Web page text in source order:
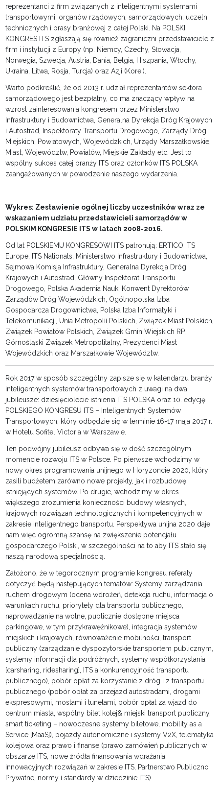
reprezentanci z firm związanych z inteligentnymi systemami
transportowymi, organów rządowych, samorządowych, uczelni
technicznych i prasy branżowej z całej Polski. Na POLSKI
KONGRES ITS zgłaszają się również zagraniczni przedstawiciele z
firm i instytucji z Europy (np. Niemcy, Czechy, Słowacja,
Norwegia, Szwecja, Austria, Dania, Belgia, Hiszpania, Włochy,
Ukraina, Litwa, Rosja, Turcja) oraz Azji (Korei).
Warto podkreślić, że od 2013 r. udział reprezentantów sektora
samorządowego jest bezpłatny, co ma znaczący wpływ na
wzrost zainteresowania kongresem przez Ministerstwo
Infrastruktury i Budownictwa, Generalna Dyrekcja Dróg Krajowych
i Autostrad, Inspektoraty Transportu Drogowego, Zarządy Dróg
Miejskich, Powiatowych, Wojewódzkich, Urzędy Marszałkowskie,
Miast, Województw, Powiatów, Miejskie Zakłady etc. Jest to
wspólny sukces całej branży ITS oraz członków ITS POLSKA
zaangażowanych w powodzenie naszego wydarzenia.
Wykres: Zestawienie ogólnej liczby uczestników wraz ze
wskazaniem udziału przedstawicieli samorządów w
POLSKIM KONGRESIE ITS w latach 2008-2016.
Od lat POLSKIEMU KONGRESOWI ITS patronują: ERTICO ITS
Europe, ITS Nationals, Ministerstwo Infrastruktury i Budownictwa,
Sejmowa Komisja Infrastruktury, Generalna Dyrekcja Dróg
Krajowych i Autostrad, Główny Inspektorat Transportu
Drogowego, Polska Akademia Nauk, Konwent Dyrektorów
Zarządów Dróg Wojewódzkich, Ogólnopolska Izba
Gospodarcza Drogownictwa, Polska Izba Informatyki i
Telekomunikacji, Unia Metropolii Polskich, Związek Miast Polskich,
Związek Powiatów Polskich, Związek Gmin Wiejskich RP,
Górnośląski Związek Metropolitalny, Prezydenci Miast
Wojewódzkich oraz Marszałkowie Województw.
Rok 2017 w sposób szczególny zapisze się w kalendarzu branży
inteligentnych systemów transportowych z uwagi na dwa
jubileusze: dziesięciolecie istnienia ITS POLSKA oraz 10. edycję
POLSKIEGO KONGRESU ITS – Inteligentnych Systemów
Transportowych, który odbędzie się w terminie 16-17 maja 2017 r.
w Hotelu Sofitel Victoria w Warszawie.
Ten podwójny jubileusz odbywa się w dość szczególnym
momencie rozwoju ITS w Polsce. Po pierwsze wchodzimy w
nowy okres programowania unijnego w Horyzoncie 2020, który
zasili budżetem zarówno nowe projekty, jak i rozbudowę
istniejących systemów. Po drugie, wchodzimy w okres
większego zrozumienia konieczności budowy własnych,
krajowych rozwiązań technologicznych i kompetencyjnych w
zakresie inteligentnego transportu. Perspektywa unijna 2020 daje
nam więc ogromną szansę na zwiększenie potencjału
gospodarczego Polski, w szczególności na to aby ITS stało się
naszą narodową specjalnością.
Założono, że w tegorocznym programie kongresu referaty
dotyczyć będą następujących tematów: Systemy zarządzania
ruchem drogowym (ocena wdrożeń, detekcja ruchu, informacja o
warunkach ruchu, priorytety dla transportu publicznego,
naprowadzanie na wolne, publicznie dostępne miejsca
parkingowe, w tym przykrawężnikowe), integracja systemów
miejskich i krajowych, równoważenie mobilności, transport
publiczny (zarządzanie dyspozytorskie transportem publicznym,
systemy informacji dla podróżnych, systemy współkorzystania
[carsharing, ridesharing], ITS a konkurencyjność transportu
publicznego), pobór opłat za korzystanie z dróg i z transportu
publicznego (pobór opłat za przejazd autostradami, drogami
ekspresowymi, mostami i tunelami, pobór opłat za wjazd do
centrum miasta, wspólny bilet kolej& miejski transport publiczny,
smart ticketing – nowoczesne systemy biletowe, mobility as a
Service [MaaS]), pojazdy autonomiczne i systemy V2X, telematyka
kolejowa oraz prawo i finanse (prawo zamówień publicznych w
obszarze ITS, nowe źródła finansowania wdrażania
innowacyjnych rozwiązań w zakresie ITS, Partnerstwo Publiczno
Prywatne, normy i standardy w dziedzinie ITS).